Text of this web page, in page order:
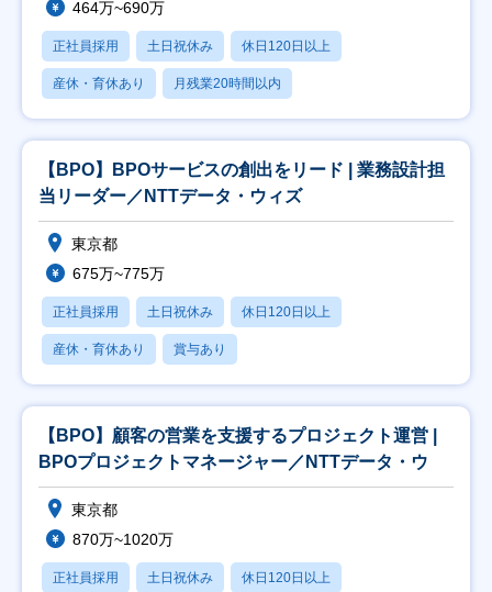
464万~690万
正社員採用 土日祝休み 休日120日以上
産休・育休あり 月残業20時間以内
【BPO】BPOサービスの創出をリード | 業務設計担
当リーダー／NTTデータ・ウィズ
東京都
675万~775万
正社員採用 土日祝休み 休日120日以上
産休・育休あり 賞与あり
【BPO】顧客の営業を支援するプロジェクト運営 |
BPOプロジェクトマネージャー／NTTデータ・ウ
東京都
870万~1020万
正社員採用 土日祝休み 休日120日以上